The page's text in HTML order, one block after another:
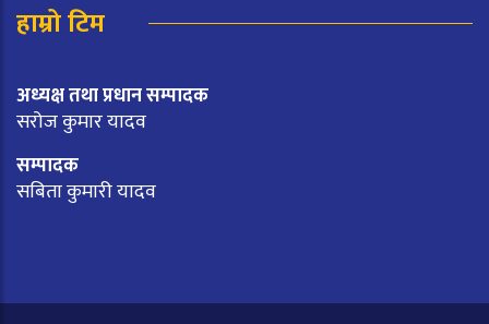
हाम्रो टिम
अध्यक्ष तथा प्रधान सम्पादक
सरोज कुमार यादव
सम्पादक
सबिता कुमारी यादव